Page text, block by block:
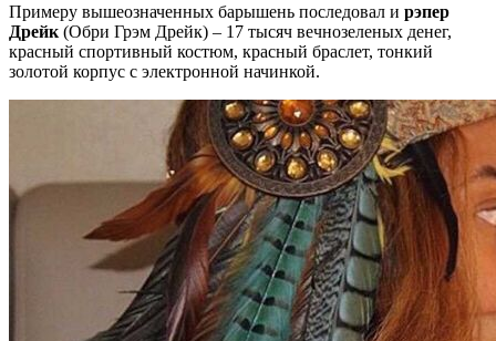
Примеру вышеозначенных барышень последовал и рэпер
Дрейк (Обри Грэм Дрейк) – 17 тысяч вечнозеленых денег,
красный спортивный костюм, красный браслет, тонкий
золотой корпус с электронной начинкой.